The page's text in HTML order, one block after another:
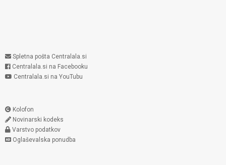
Spletna pošta Centralala.si
Centralala.si na Facebooku
Centralala.si na YouTubu
Kolofon
Novinarski kodeks
Varstvo podatkov
Oglaševalska ponudba